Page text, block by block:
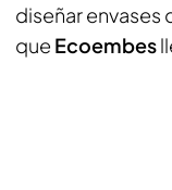
diseñar envases
que Ecoembes